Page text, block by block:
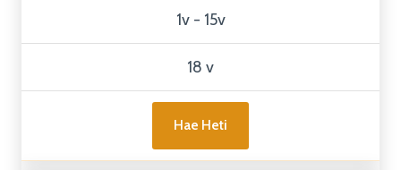
1v - 15v
18 v
Hae Heti